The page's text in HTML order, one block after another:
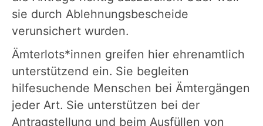
sie durch Ablehnungsbescheide
verunsichert wurden.
Ämterlots*innen greifen hier ehrenamtlich
unterstützend ein. Sie begleiten
hilfesuchende Menschen bei Ämtergängen
jeder Art. Sie unterstützen bei der
Antragstellung und beim Ausfüllen von